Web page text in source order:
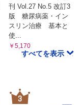
刊 Vol.27 No.5 改訂3
版 糖尿病薬・イン
スリン治療 基本と
使...
￥5,170
すべてを表示
3